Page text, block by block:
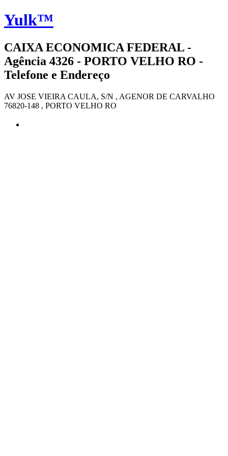
Yulk™
CAIXA ECONOMICA FEDERAL -
Agência 4326 - PORTO VELHO RO -
Telefone e Endereço
AV JOSE VIEIRA CAULA, S/N , AGENOR DE CARVALHO
76820-148 , PORTO VELHO RO